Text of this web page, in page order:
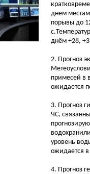
днем
порывы до
днём +28,
2. Прогноз
примесей в
ожидается
3. Прогноз
ЧС,
уровень
ожидается
4. Прогноз